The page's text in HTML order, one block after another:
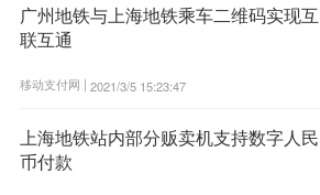
广州地铁与上海地铁乘车二维码实现互
联互通
移动支付网 | 2021/3/5 15:23:47
上海地铁站内部分贩卖机支持数字人民
币付款